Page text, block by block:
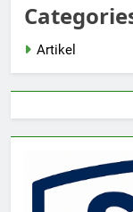
Artikel